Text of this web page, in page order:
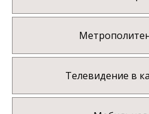
Телевидение в